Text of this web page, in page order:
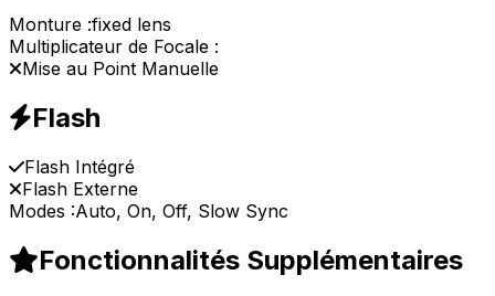
Monture :fixed lens
Multiplicateur de Focale :
Mise au Point Manuelle
Flash
Flash Intégré
Flash Externe
Modes :Auto, On, Off, Slow Sync
Fonctionnalités Supplémentaires